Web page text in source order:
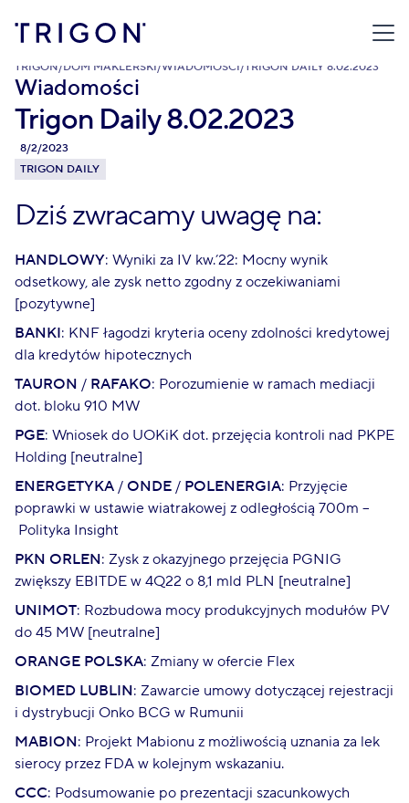
TRIGON/DOM MAKLERSKI/WIADOMOŚCI/ TRIGON DAILY 8.02.2023
Wiadomości
Trigon Daily 8.02.2023
8/2/2023
TRIGON DAILY
Dziś zwracamy uwagę na:
HANDLOWY: Wyniki za IV kw.’22: Mocny wynik
odsetkowy, ale zysk netto zgodny z oczekiwaniami
[pozytywne]
BANKI: KNF łagodzi kryteria oceny zdolności kredytowej
dla kredytów hipotecznych
TAURON / RAFAKO: Porozumienie w ramach mediacji
dot. bloku 910 MW
PGE: Wniosek do UOKiK dot. przejęcia kontroli nad PKPE
Holding [neutralne]
ENERGETYKA / ONDE / POLENERGIA: Przyjęcie
poprawki w ustawie wiatrakowej z odległością 700m –
Polityka Insight
PKN ORLEN: Zysk z okazyjnego przejęcia PGNIG
zwiększy EBITDE w 4Q22 o 8,1 mld PLN [neutralne]
UNIMOT: Rozbudowa mocy produkcyjnych modułów PV
do 45 MW [neutralne]
ORANGE POLSKA: Zmiany w ofercie Flex
BIOMED LUBLIN: Zawarcie umowy dotyczącej rejestracji
i dystrybucji Onko BCG w Rumunii
MABION: Projekt Mabionu z możliwością uznania za lek
sierocy przez FDA w kolejnym wskazaniu.
CCC: Podsumowanie po prezentacji szacunkowych